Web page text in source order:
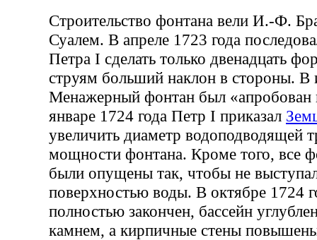
Строительство фонтана вели И.-Ф.
Суалем. В апреле 1723 года
Петра I сделать только двенадцать
струям больший наклон в стороны. В
Менажерный фонтан был
январе 1724 года Петр I приказал
увеличить диаметр водоподводящей
мощности фонтана. Кроме того, все
были опущены так, чтобы не
поверхностью воды. В октябре 1724
полностью закончен, бассейн
камнем, а кирпичные стены